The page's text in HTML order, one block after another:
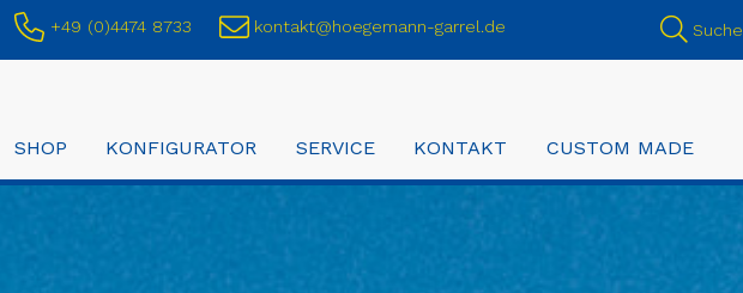
+49 (0)4474 8733 kontakt@hoegemann-garrel.de Suche
SHOP KONFIGURATOR SERVICE KONTAKT CUSTOM MADE